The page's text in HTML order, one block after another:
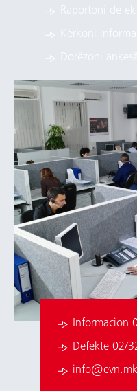
Raportoni defekt
Kërkoni
Dorëzoni
Informacion
Defekte 02/
info@evn.mk